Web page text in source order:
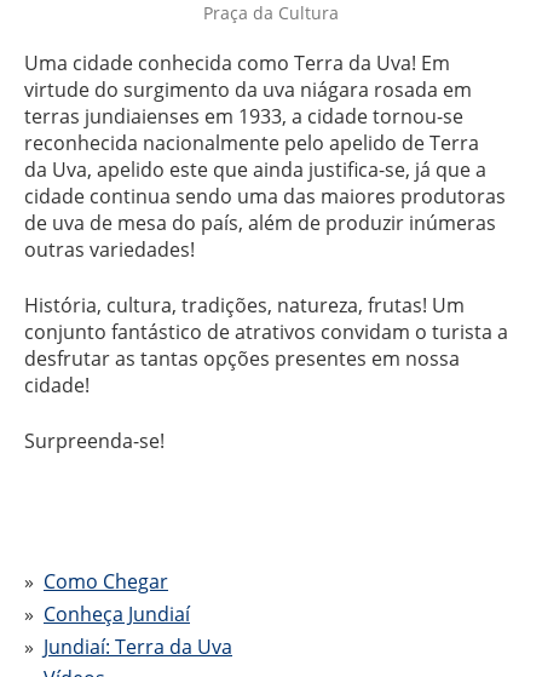
Praça da Cultura
Uma cidade conhecida como Terra da Uva! Em
virtude do surgimento da uva niágara rosada em
terras jundiaienses em 1933, a cidade tornou-se
reconhecida nacionalmente pelo apelido de Terra
da Uva, apelido este que ainda justifica-se, já que a
cidade continua sendo uma das maiores produtoras
de uva de mesa do país, além de produzir inúmeras
outras variedades!
História, cultura, tradições, natureza, frutas! Um
conjunto fantástico de atrativos convidam o turista a
desfrutar as tantas opções presentes em nossa
cidade!
Surpreenda-se!
Como Chegar
Conheça Jundiaí
Jundiaí: Terra da Uva